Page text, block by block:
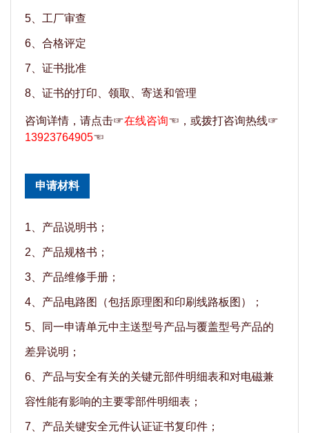
5、工厂审查
6、合格评定
7、证书批准
8、证书的打印、领取、寄送和管理
咨询详情，请点击☞在线咨询☜，或拨打咨询热线☞
13923764905☜
申请材料
1、产品说明书；
2、产品规格书；
3、产品维修手册；
4、产品电路图（包括原理图和印刷线路板图）；
5、同一申请单元中主送型号产品与覆盖型号产品的
差异说明；
6、产品与安全有关的关键元部件明细表和对电磁兼
容性能有影响的主要零部件明细表；
7、产品关键安全元件认证证书复印件；